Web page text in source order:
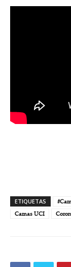
ETIQUETAS
Camas UCI